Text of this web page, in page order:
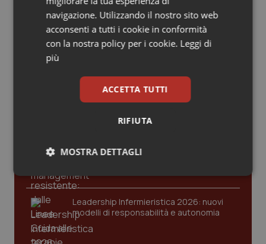
Veneto
Oncoematologia
Oncologia & Nutrizione
Psoriasi & pelle
Quotidiano Cardiologia
Quotidiano Pediatria
Rene & patologie urogenitali
Ultime analisi e review da QS Pro
Gold
Cloud sanitario: infrastrutture,
compliance, GDPR e Risk management
dalle Linee Guida alle terapie innovative
Leadership Infermieristica 2026: nuovi
modelli di responsabilità e autonomia
navigazione. Utilizzando il nostro sito web
acconsenti a tutti i cookie in conformità
con la nostra policy per i cookie. Leggi di
più
ACCETTA TUTTI
RIFIUTA
MOSTRA DETTAGLI
Necessari Statistici Marketing